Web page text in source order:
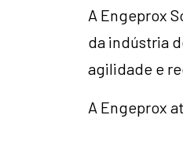
A Engeprox
da indústria
agilidade e
A Engeprox